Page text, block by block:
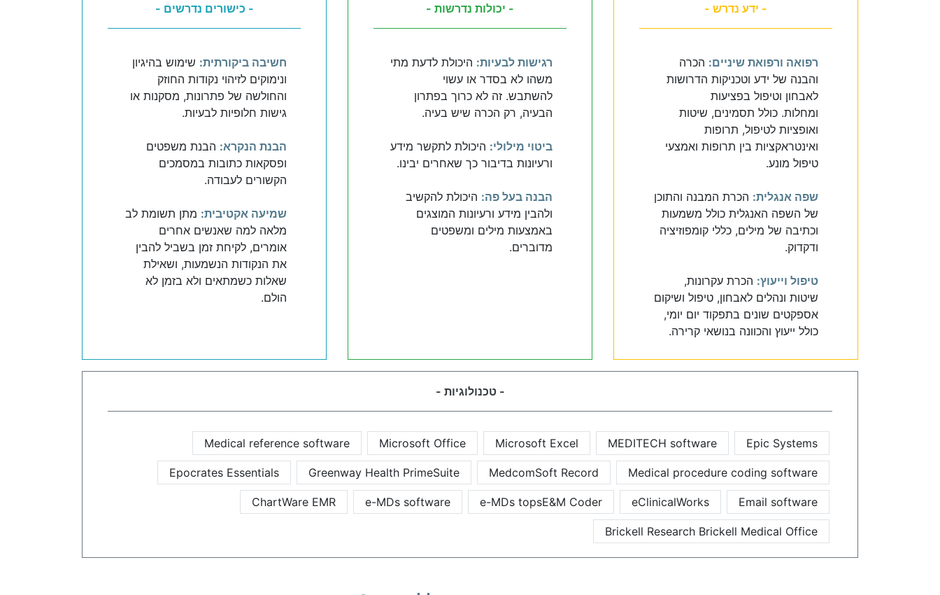
- ידע נדרש -
רפואה ורפואת שיניים: הכרה
והבנה של ידע וטכניקות הדרושות
לאבחון וטיפול בפציעות
ומחלות. כולל תסמינים, שיטות
ואופציות לטיפול, תרופות
ואינטראקציות בין תרופות ואמצעי
טיפול מונע.
שפה אנגלית: הכרת המבנה והתוכן
של השפה האנגלית כולל משמעות
וכתיבה של מילים, כללי קומפוזיציה
ודקדוק.
טיפול וייעוץ: הכרת עקרונות,
שיטות ונהלים לאבחון, טיפול ושיקום
אספקטים שונים בתפקוד יום יומי,
כולל ייעוץ והכוונה בנושאי קרירה.
- יכולות נדרשות -
רגישות לבעיות: היכולת לדעת מתי
משהו לא בסדר או עשוי
להשתבש. זה לא כרוך בפתרון
הבעיה, רק הכרה שיש בעיה.
ביטוי מילולי: היכולת לתקשר מידע
ורעיונות בדיבור כך שאחרים יבינו.
הבנה בעל פה: היכולת להקשיב
ולהבין מידע ורעיונות המוצגים
באמצעות מילים ומשפטים
מדוברים.
- כישורים נדרשים -
חשיבה ביקורתית: שימוש בהיגיון
ונימוקים לזיהוי נקודות החוזק
והחולשה של פתרונות, מסקנות או
גישות חלופיות לבעיות.
הבנת הנקרא: הבנת משפטים
ופסקאות כתובות במסמכים
הקשורים לעבודה.
שמיעה אקטיבית: מתן תשומת לב
מלאה למה שאנשים אחרים
אומרים, לקיחת זמן בשביל להבין
את הנקודות הנשמעות, ושאילת
שאלות כשמתאים ולא בזמן לא
הולם.
- טכנולוגיות -
Epic Systems
MEDITECH software
Microsoft Excel
Microsoft Office
Medical reference software
Medical procedure coding software
MedcomSoft Record
Greenway Health PrimeSuite
Epocrates Essentials
Email software
eClinicalWorks
e-MDs topsE&M Coder
e-MDs software
ChartWare EMR
Brickell Research Brickell Medical Office